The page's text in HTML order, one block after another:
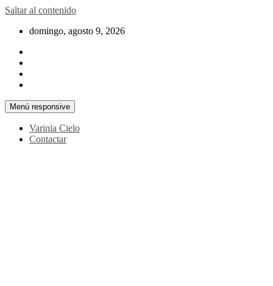
Saltar al contenido
domingo, agosto 9, 2026
Menú responsive
Varinia Cielo
Contactar